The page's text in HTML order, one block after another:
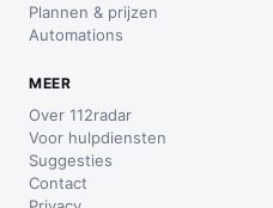
Plannen & prijzen
Automations
MEER
Over 112radar
Voor hulpdiensten
Suggesties
Contact